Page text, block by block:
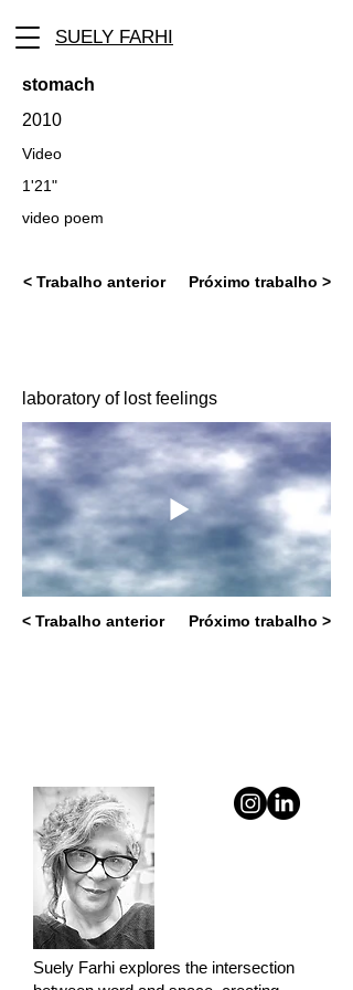
SUELY FARHI
stomach
2010
Video
1'21"
video poem
< Trabalho anterior Próximo trabalho >
laboratory of lost feelings
< Trabalho anterior Próximo trabalho >
Suely Farhi explores the intersection